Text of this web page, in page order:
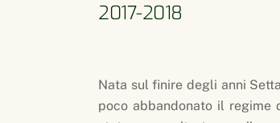
2017-2018
Nata sul finire degli anni
poco abbandonato il